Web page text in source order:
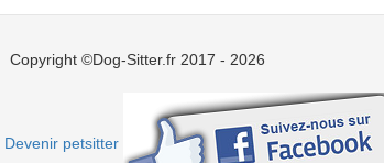
Copyright ©Dog-Sitter.fr 2017 - 2026
Devenir petsitter